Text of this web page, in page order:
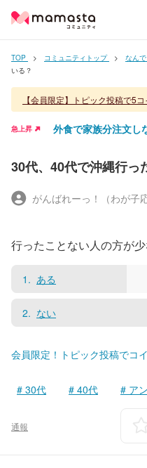
TOP コミュニティトップ なん
いる？
【会員限定】トピック投稿で5コ
急上昇 外食で家族分注文し
30代、40代で沖縄行っ
がんばれーっ！（わが子
行ったことない人の方が少
1 ある
2 ない
会員限定！トピック投稿でコ
30代 40代 ア
通報